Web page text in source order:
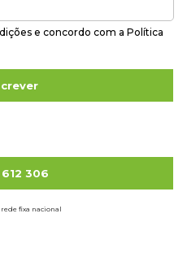
e concordo com a Política
306
fixa nacional